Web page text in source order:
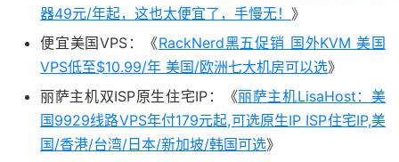
器49元/年起，这也太便宜了，手慢无！ 》
便宜美国VPS：《RackNerd黑五促销 国外KVM 美国
VPS低至$10.99/年 美国/欧洲七大机房可以选》
丽萨主机双ISP原生住宅IP：《丽萨主机LisaHost：美
国9929线路VPS年付179元起,可选原生IP ISP住宅IP,美
国/香港/台湾/日本/新加坡/韩国可选》